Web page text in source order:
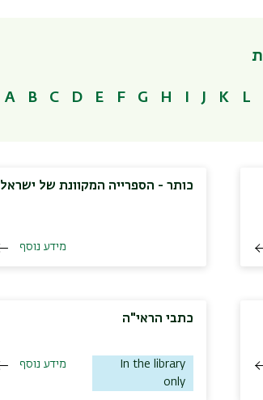
ת
A B C D E F G H J K L
כותר - הספרייה המקוונת של ישראל
מידע נוסף
כתבי הראי"ה
In the library
only
מידע נוסף